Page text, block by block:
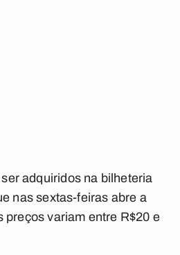
adquiridos na bilheteria
nas sextas-feiras abre a
preços variam entre R$20 e